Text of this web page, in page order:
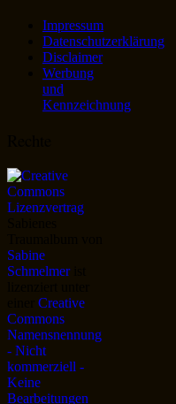
Impressum
Datenschutzerklärung
Disclaimer
Werbung
und
Kennzeichnung
Sabine
Schmelmerist
Creative
Commons
Namensnennung
- Nicht
kommerziell -
Keine
Bearbeitungen